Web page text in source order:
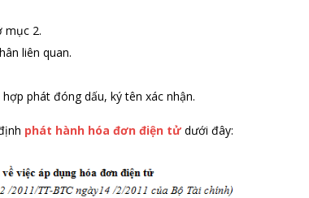
mục 2.
liên quan.
phát đóng dấu, ký tên xác nhận.
phát hành hóa đơn điện tử dưới đây: